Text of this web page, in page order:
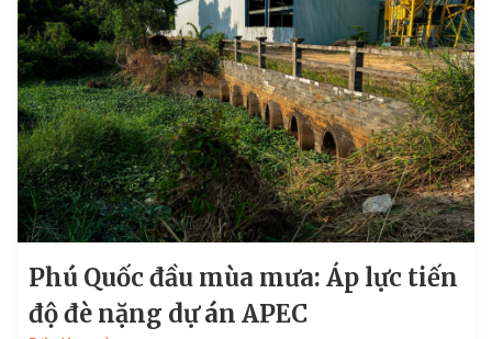
Phú Quốc đầu mùa mưa: Áp lực tiến
độ đè nặng dự án APEC